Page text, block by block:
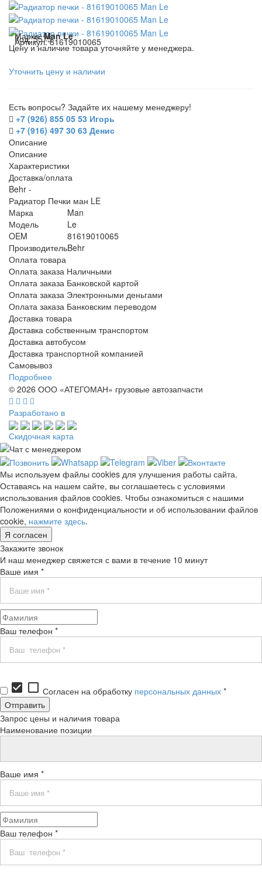
Марка:Man Le
Код:5575
Артикул:81619010065
Цену и наличие товара уточняйте у менеджера.
Уточнить цену и наличии
Есть вопросы? Задайте их нашему менеджеру!
+7 (926) 855 05 53 Игорь
+7 (916) 497 30 63 Денис
Описание
Описание
Характеристики
Доставка/оплата
Behr -
Радиатор Печки ман LE
Марка
Man
Модель
Le
OEM
81619010065
ПроизводительBehr
Оплата товара
Оплата заказа Наличными
Оплата заказа Банковской картой
Оплата заказа Электронными деньгами
Оплата заказа Банковским переводом
Доставка товара
Доставка собственным транспортом
Доставка автобусом
Доставка транспортной компанией
Самовывоз
Подробнее
© 2026 ООО «АТЕГОМАН» грузовые автозапчасти
Разработано в
Скидочная карта
Мы используем файлы cookies для улучшения работы сайта.
Оставаясь на нашем сайте, вы соглашаетесь с условиями
использования файлов cookies. Чтобы ознакомиться с нашими
Положениями о конфиденциальности и об использовании файлов
cookie, нажмите здесь.
Я согласен
Закажите звонок
И наш менеджер свяжется с вами в течение 10 минут
Ваше имя *
Ваш телефон *
check_box check_box_outline_blank Согласен на обработку персональных данных *
Запрос цены и наличия товара
Наименование позиции
Ваше имя *
Ваш телефон *